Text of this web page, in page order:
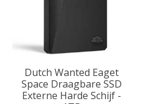
Dutch Wanted Eaget
Space Draagbare SSD
Externe Harde Schijf -